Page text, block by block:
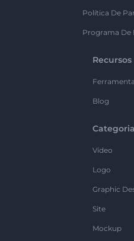
Política De
Programa De
Recursos
Blog
Vídeo
Logo
Graphic
Site
Mockup